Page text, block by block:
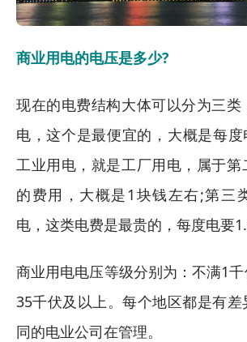
商业用电的电压是多少?
现在的电费结构大体可以分为三类
电，这个是最便宜的，大概是每度
工业用电，就是工厂用电，属于
的费用，大概是1块钱左右;第三
电，这类电费是最贵的，每度电要
商业用电电压等级分别为：不满1
35千伏及以上。每个地区都是有
同的电业公司在管理。